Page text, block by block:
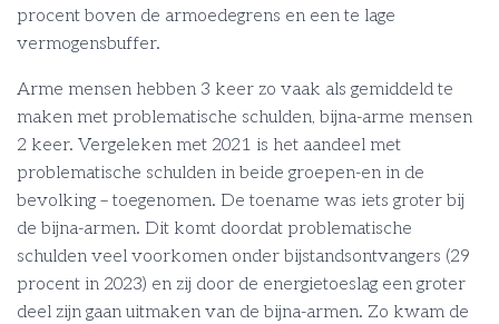
procent boven de armoedegrens en een te lage
vermogensbuffer.
Arme mensen hebben 3 keer zo vaak als gemiddeld te
maken met problematische schulden, bijna-arme mensen
2 keer. Vergeleken met 2021 is het aandeel met
problematische schulden in beide groepen-en in de
bevolking – toegenomen. De toename was iets groter bij
de bijna-armen. Dit komt doordat problematische
schulden veel voorkomen onder bijstandsontvangers (29
procent in 2023) en zij door de energietoeslag een groter
deel zijn gaan uitmaken van de bijna-armen. Zo kwam de